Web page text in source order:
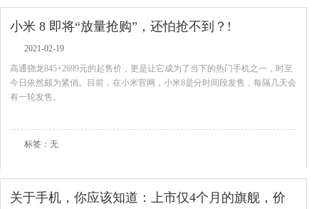
小米 8 即将“放量抢购”，还怕抢不到？!
2021-02-19
高通骁龙845+2699元的起售价，更是让它成为了当下的热门手机之一，时至
今日依然颇为紧俏。目前，在小米官网，小米8是分时间段发售，每隔几天会
有一轮发售。
标签：无
关于手机，你应该知道：上市仅4个月的旗舰，价